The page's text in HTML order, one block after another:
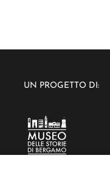
UN PROGETTO DI: